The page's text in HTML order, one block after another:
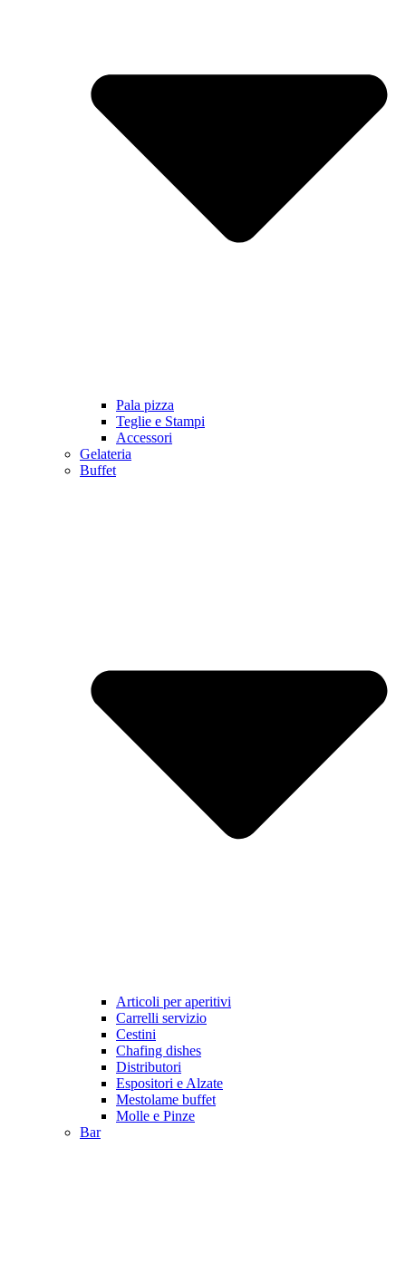
Pala pizza
Teglie e Stampi
Accessori
Gelateria
Buffet
Articoli per aperitivi
Carrelli servizio
Cestini
Chafing dishes
Distributori
Espositori e Alzate
Mestolame buffet
Molle e Pinze
Bar